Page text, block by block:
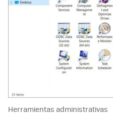
Herramientas administrativas